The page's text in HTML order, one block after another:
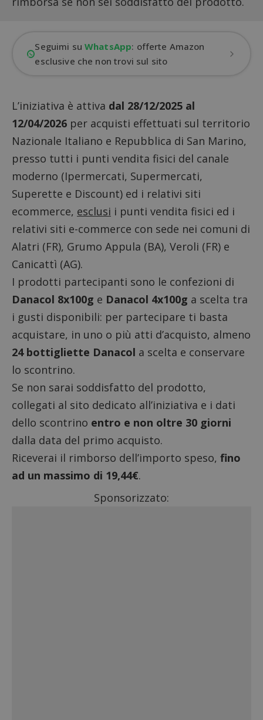
Seguimi suWhatsApp: offerte Amazon
esclusive che non trovi sul sito
L’iniziativa è attiva dal 28/12/2025 al
12/04/2026 per acquisti effettuati sul territorio
Nazionale Italiano e Repubblica di San Marino,
presso tutti i punti vendita fisici del canale
moderno (Ipermercati, Supermercati,
Superette e Discount) ed i relativi siti
ecommerce, esclusi i punti vendita fisici ed i
relativi siti e-commerce con sede nei comuni di
Alatri (FR), Grumo Appula (BA), Veroli (FR) e
Canicattì (AG).
I prodotti partecipanti sono le confezioni di
Danacol 8x100g e Danacol 4x100g a scelta tra
i gusti disponibili: per partecipare ti basta
acquistare, in uno o più atti d’acquisto, almeno
24 bottigliette Danacol a scelta e conservare
lo scontrino.
Se non sarai soddisfatto del prodotto,
collegati al sito dedicato all’iniziativa e i dati
dello scontrino entro e non oltre 30 giorni
dalla data del primo acquisto.
Riceverai il rimborso dell’importo speso, fino
ad un massimo di 19,44€.
Sponsorizzato: